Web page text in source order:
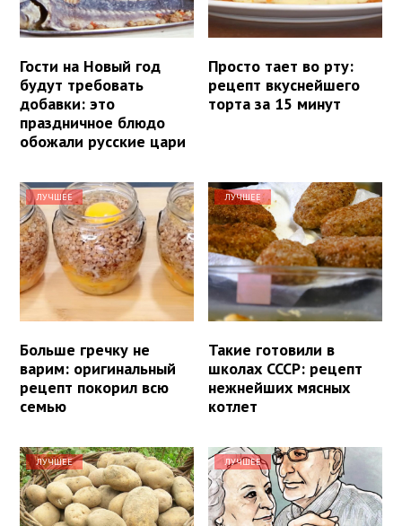
Гости на Новый год
будут требовать
добавки: это
праздничное блюдо
обожали русские цари
Просто тает во рту:
рецепт вкуснейшего
торта за 15 минут
ЛУЧШЕЕ
Больше гречку не
варим: оригинальный
рецепт покорил всю
семью
ЛУЧШЕЕ
Такие готовили в
школах СССР: рецепт
нежнейших мясных
котлет
ЛУЧШЕЕ ЛУЧШЕЕ